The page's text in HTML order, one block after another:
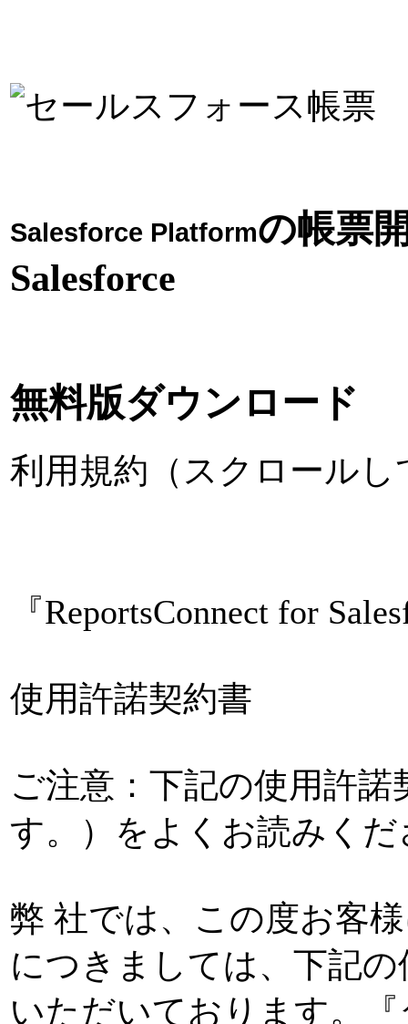
Salesforce Platformの帳票
Salesforce
無料版ダウンロード
利用規約（スクロール
『ReportsConnect for
使用許諾契約書
ご注意：下記の使用許
す。）をよくお読みくだ
弊 社では、この度お客
につきましては、下記
いただいております。